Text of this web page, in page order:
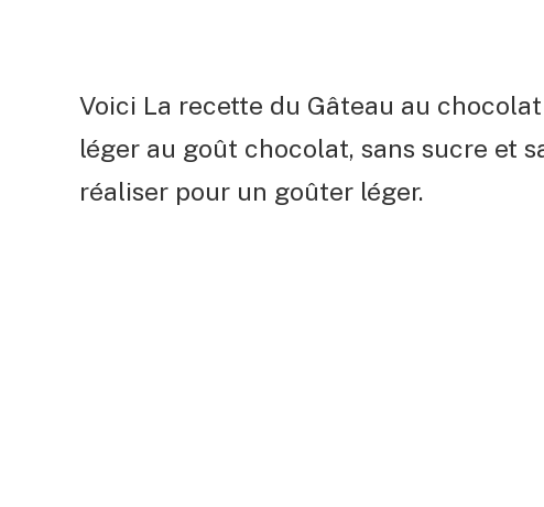
Voici La recette du Gâteau au
léger au goût chocolat, sans sucre et
réaliser pour un goûter léger.